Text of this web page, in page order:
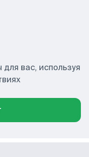
вас, используя